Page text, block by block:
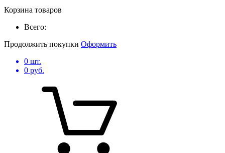
Корзина товаров
Всего:
Продолжить покупки Оформить
0 шт.
0 руб.